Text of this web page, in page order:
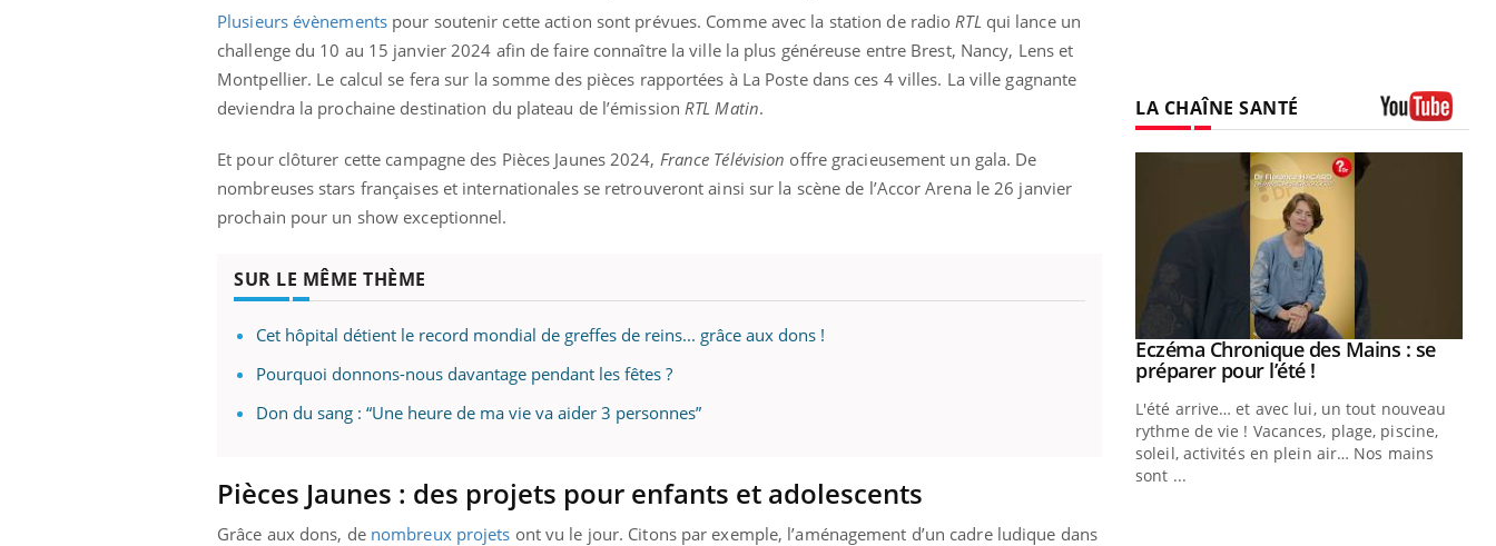
Plusieurs évènements pour soutenir cette action sont prévues. Comme avec la station de radio RTL qui lance un
challenge du 10 au 15 janvier 2024 afin de faire connaître la ville la plus généreuse entre Brest, Nancy, Lens et
Montpellier. Le calcul se fera sur la somme des pièces rapportées à La Poste dans ces 4 villes. La ville gagnante
deviendra la prochaine destination du plateau de l’émission RTL Matin.
Et pour clôturer cette campagne des Pièces Jaunes 2024, France Télévision offre gracieusement un gala. De
nombreuses stars françaises et internationales se retrouveront ainsi sur la scène de l’Accor Arena le 26 janvier
prochain pour un show exceptionnel.
SUR LE MÊME THÈME
Cet hôpital détient le record mondial de greffes de reins... grâce aux dons !
Pourquoi donnons-nous davantage pendant les fêtes ?
Don du sang : “Une heure de ma vie va aider 3 personnes”
Pièces Jaunes : des projets pour enfants et adolescents
Grâce aux dons, de nombreux projets ont vu le jour. Citons par exemple, l’aménagement d’un cadre ludique dans
LA CHAÎNE SANTÉ
Eczéma Chronique des Mains :
expliquer ma maladie Youtube
Il y a des sujets qui sont faciles à aborder...
Carence en fer : comprendre pour
prévenirYoutube
Fatigue, irritabilité, brouillard mental ou
Insuline & Charge mentale : et si on Youtube
Eczéma Chronique des Mains : se
préparer pour l’été !Youtube
L'été arrive… et avec lui, un tout nouveau
rythme de vie ! Vacances, plage, piscine,
soleil, activités en plein air… Nos mains
sont ...